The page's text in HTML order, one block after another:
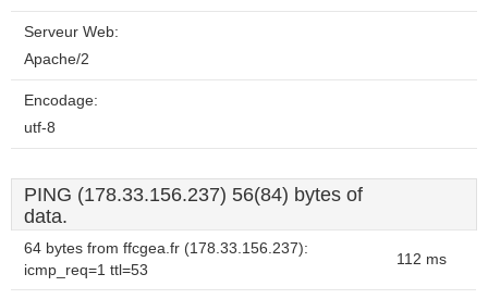
Serveur Web:
Apache/2
Encodage:
utf-8
PING (178.33.156.237) 56(84) bytes of
data.
64 bytes from ffcgea.fr (178.33.156.237):
icmp_req=1 ttl=53
112 ms